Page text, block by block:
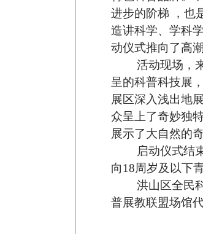
进步的阶梯 ，也
造讲科学、学科
动仪式推向了高潮
活动现场，
呈的科普科技展，
展区深入浅出地
众呈上了奇妙独
展示了大自然的
启动仪式结
向18周岁及以下
洪山区全民
普展教联盟场馆